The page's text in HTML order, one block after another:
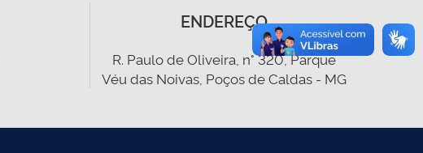
ENDEREÇO
R. Paulo de Oliveira, n° 320, Parque
Véu das Noivas, Poços de Caldas - MG